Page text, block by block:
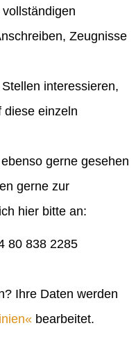
Zeugnisse
interessieren,
diese einzeln
gerne gesehen
gerne zur
hier bitte an:
838 2285
Ihre Daten werden
bearbeitet.